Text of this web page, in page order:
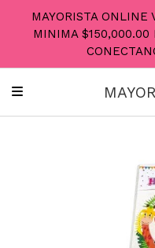
MAYORISTA ONLINE
MINIMA $150,000.00